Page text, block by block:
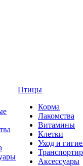
Птицы
Корма
Лакомства
Витамины
Клетки
Уход и
Аксессуары